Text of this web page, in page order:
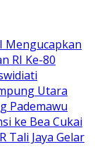
Mengucapkan
RI Ke-80
Utara
Pademawu
ke Bea Cukai
Tali Jaya Gelar